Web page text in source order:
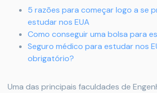
5 razões para começar logo a se
estudar nos EUA
Como conseguir uma bolsa para
Seguro médico para estudar nos
obrigatório?
Uma das principais faculdades de